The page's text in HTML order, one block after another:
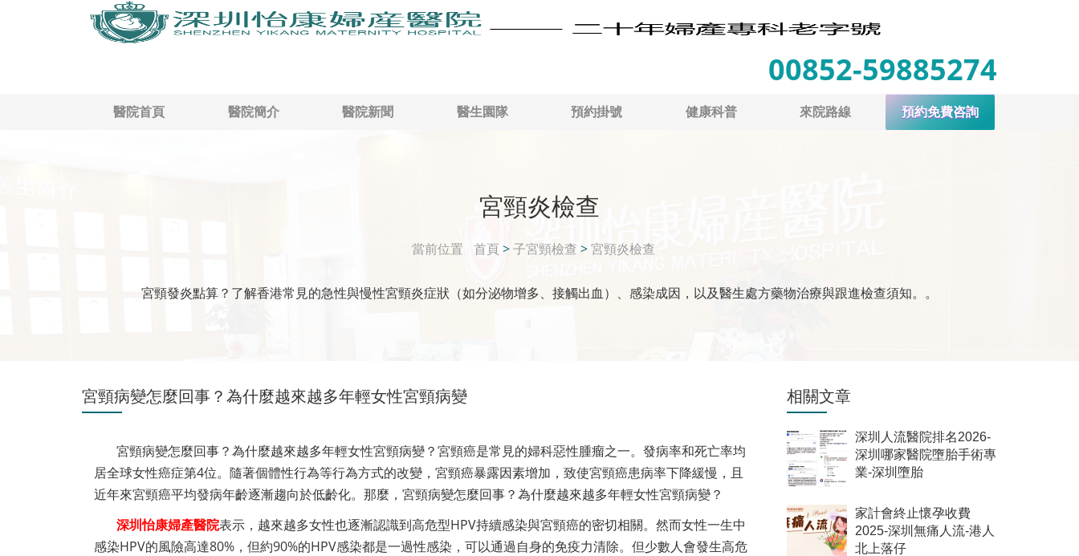
00852-59885274
醫院首頁 醫院簡介 醫院新聞 醫生園隊 預約掛號 健康科普 來院路線 預約免費咨詢
宮頸炎檢查
當前位置 首頁 >子宮頸檢查 >宮頸炎檢查
宮頸發炎點算？了解香港常見的急性與慢性宮頸炎症狀（如分泌物增多、接觸出血）、感染成因，以及醫生處方藥物治療與跟進檢查須知。。
宮頸病變怎麼回事？為什麼越來越多年輕女性宮頸病變
宮頸病變怎麼回事？為什麼越來越多年輕女性宮頸病變？宮頸癌是常見的婦科惡性腫瘤之一。發病率和死亡率均
居全球女性癌症第4位。隨著個體性行為等行為方式的改變，宮頸癌暴露因素增加，致使宮頸癌患病率下降緩慢，且
近年來宮頸癌平均發病年齡逐漸趨向於低齡化。那麼，宮頸病變怎麼回事？為什麼越來越多年輕女性宮頸病變？
深圳怡康婦產醫院表示，越來越多女性也逐漸認識到高危型HPV持續感染與宮頸癌的密切相關。然而女性一生中
感染HPV的風險高達80%，但約90%的HPV感染都是一過性感染，可以通過自身的免疫力清除。但少數人會發生高危
相關文章
深圳人流醫院排名2026-
深圳哪家醫院墮胎手術專
業-深圳墮胎
家計會終止懷孕收費
2025-深圳無痛人流-港人
北上落仔